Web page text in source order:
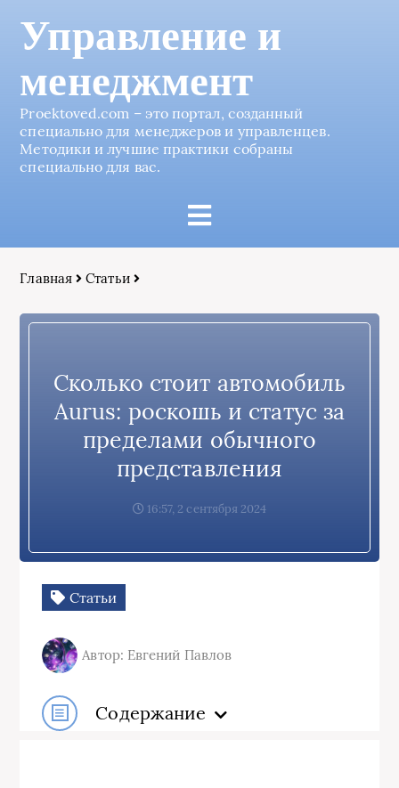
Управление и
менеджмент
Proektoved.com – это портал, созданный
специально для менеджеров и управленцев.
Методики и лучшие практики собраны
специально для вас.
Главная Статьи
Сколько стоит автомобиль
Aurus: роскошь и статус за
пределами обычного
представления
16:57, 2 сентября 2024
Статьи
Автор: Евгений Павлов
Содержание